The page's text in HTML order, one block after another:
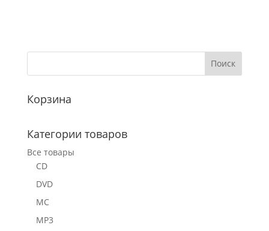
Корзина
Категории товаров
Все товары
CD
DVD
MC
MP3